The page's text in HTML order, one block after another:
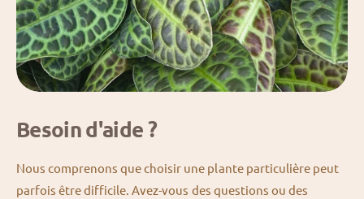
Besoin d'aide ?
Nous comprenons que choisir une plante particulière peut
parfois être difficile. Avez-vous des questions ou des